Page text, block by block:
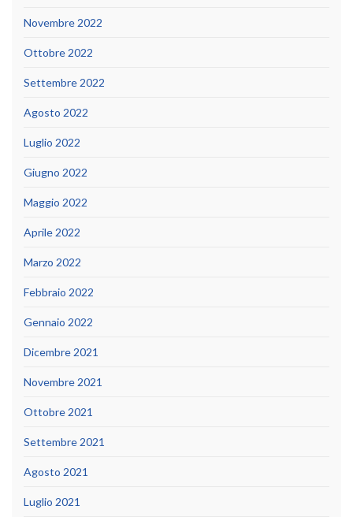
Novembre 2022
Ottobre 2022
Settembre 2022
Agosto 2022
Luglio 2022
Giugno 2022
Maggio 2022
Aprile 2022
Marzo 2022
Febbraio 2022
Gennaio 2022
Dicembre 2021
Novembre 2021
Ottobre 2021
Settembre 2021
Agosto 2021
Luglio 2021